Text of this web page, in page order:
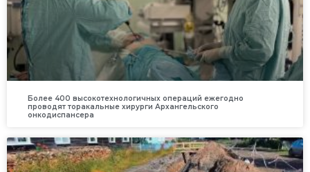
Более 400 высокотехнологичных операций ежегодно
проводят торакальные хирурги Архангельского
онкодиспансера